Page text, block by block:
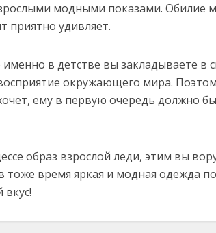
модными показами. Обилие
приятно удивляет.
в детстве вы закладываете в
окружающего мира.
ему в первую очередь должно
образ взрослой леди, этим вы
тоже время яркая и модная одежда